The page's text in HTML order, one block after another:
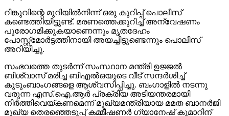
റിങ്കുവിന്റെ മുറിയില്‍നിന്ന് ഒരു കുറിപ്പ് പൊലീസ്
കണ്ടെത്തിയിട്ടുണ്ട്. മരണത്തെക്കുറിച്ച് അന്വേഷണം
പുരോഗമിക്കുകയാണെന്നും മൃതദേഹം
പോസ്റ്റ്മോര്‍ട്ടത്തിനായി അയച്ചിട്ടുണ്ടെന്നും പൊലീസ്
അറിയിച്ചു.
സംഭവത്തെ തുടര്‍ന്ന് സംസ്ഥാന മന്ത്രി ഉജ്ജല്‍
ബിശ്വാസ് മരിച്ച ബിഎല്‍ഒയുടെ വീട് സന്ദര്‍ശിച്ച്
കുടുംബാംഗങ്ങളെ ആശ്വസിപ്പിച്ചു. ബംഗാളില്‍ നടന്നു
വരുന്ന എസ്.ഐ.ആര്‍ പ്രക്രിയ അടിയന്തരമായി
നിര്‍ത്തിവെയ്കണമെന്ന് മുഖ്യമന്ത്രിയായ മമത ബാനര്‍ജി
മുഖ്യ തെരഞ്ഞെടുപ്പ് കമ്മീഷണര്‍ ഗ്യാനേഷ് കുമാറിന്